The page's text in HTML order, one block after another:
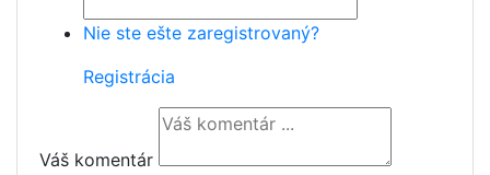
Nie ste ešte zaregistrovaný?
Registrácia
Váš komentár